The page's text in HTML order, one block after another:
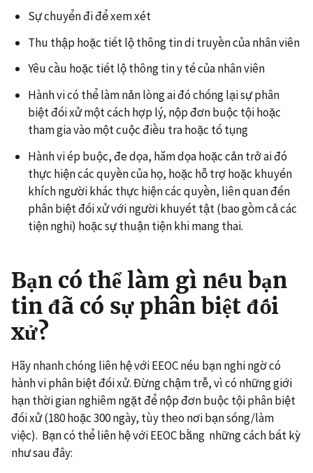
Sự chuyển đi để xem xét
Thu thập hoặc tiết lộ thông tin di truyền của nhân viên
Yêu cầu hoặc tiết lộ thông tin y tế của nhân viên
Hành vi có thể làm nản lòng ai đó chống lại sự phân
biệt đối xử một cách hợp lý, nộp đơn buộc tội hoặc
tham gia vào một cuộc điều tra hoặc tố tụng
Hành vi ép buộc, đe dọa, hăm dọa hoặc cản trở ai đó
thực hiện các quyền của họ, hoặc hỗ trợ hoặc khuyến
khích người khác thực hiện các quyền, liên quan đến
phân biệt đối xử với người khuyết tật (bao gồm cả các
tiện nghi) hoặc sự thuận tiện khi mang thai.
Bạn có thể làm gì nếu bạn
tin đã có sự phân biệt đối
xử?
Hãy nhanh chóng liên hệ với EEOC nếu bạn nghi ngờ có
hành vi phân biệt đối xử. Đừng chậm trễ, vì có những giới
hạn thời gian nghiêm ngặt để nộp đơn buộc tội phân biệt
đối xử (180 hoặc 300 ngày, tùy theo nơi bạn sống/làm
việc). Bạn có thể liên hệ với EEOC bằng những cách bất kỳ
như sau đây: